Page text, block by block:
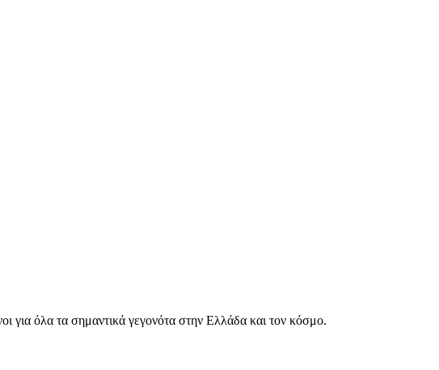
για όλα τα σημαντικά γεγονότα στην Ελλάδα και τον κόσμο.